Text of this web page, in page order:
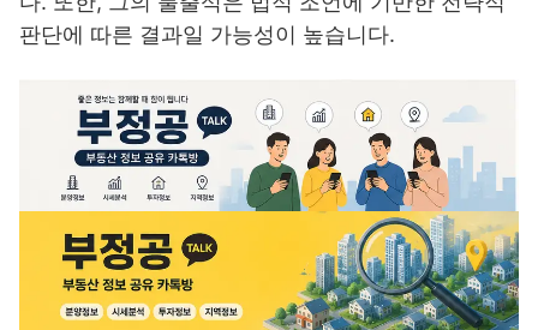
판단에 따른 결과일 가능성이 높습니다.